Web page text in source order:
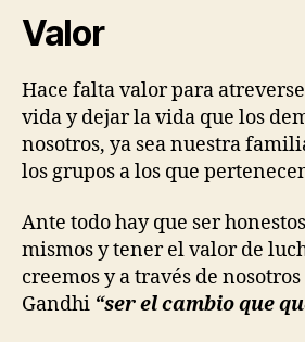
Valor
Hace falta valor para
vida y dejar la vida que los
nosotros, ya sea nuestra
los grupos a los que
Ante todo hay que ser
mismos y tener el valor de
creemos y a través de
Gandhi “ser el cambio que